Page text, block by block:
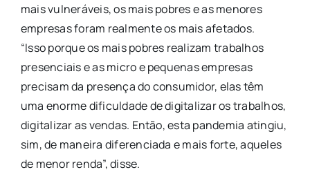
mais vulneráveis, os mais pobres e as menores
empresas foram realmente os mais afetados.
“Isso porque os mais pobres realizam trabalhos
presenciais e as micro e pequenas empresas
precisam da presença do consumidor, elas têm
uma enorme dificuldade de digitalizar os trabalhos,
digitalizar as vendas. Então, esta pandemia atingiu,
sim, de maneira diferenciada e mais forte, aqueles
de menor renda”, disse.